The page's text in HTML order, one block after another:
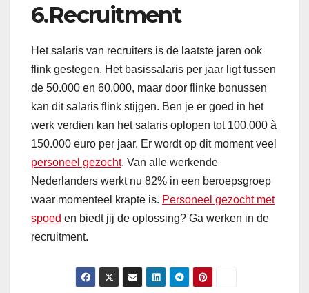
6.Recruitment
Het salaris van recruiters is de laatste jaren ook
flink gestegen. Het basissalaris per jaar ligt tussen
de 50.000 en 60.000, maar door flinke bonussen
kan dit salaris flink stijgen. Ben je er goed in het
werk verdien kan het salaris oplopen tot 100.000 à
150.000 euro per jaar. Er wordt op dit moment veel
personeel gezocht. Van alle werkende
Nederlanders werkt nu 82% in een beroepsgroep
waar momenteel krapte is. Personeel gezocht met
spoed en biedt jij de oplossing? Ga werken in de
recruitment.